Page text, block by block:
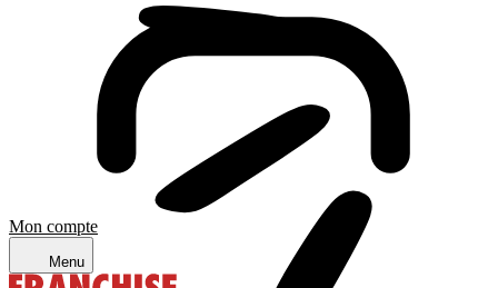
Mon compte
Menu